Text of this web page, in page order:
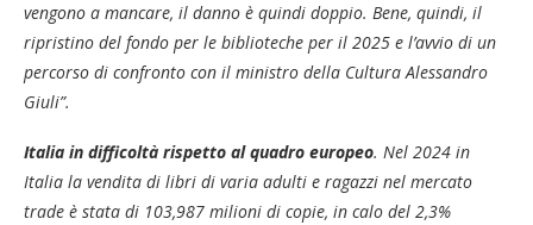
vengono a mancare, il danno è quindi doppio. Bene, quindi, il
ripristino del fondo per le biblioteche per il 2025 e l’avvio di un
percorso di confronto con il ministro della Cultura Alessandro
Giuli”.
Italia in difficoltà rispetto al quadro europeo. Nel 2024 in
Italia la vendita di libri di varia adulti e ragazzi nel mercato
trade è stata di 103,987 milioni di copie, in calo del 2,3%